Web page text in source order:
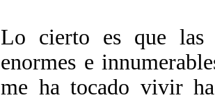
Lo cierto es que las
enormes e
me ha tocado vivir